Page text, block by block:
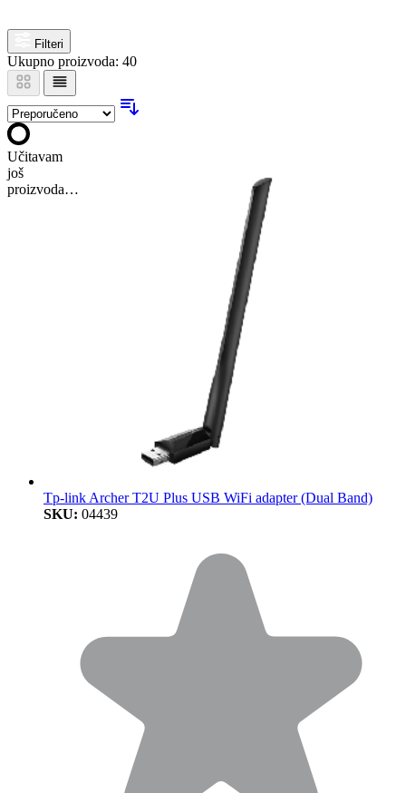
Filteri
Ukupno proizvoda: 40
Učitavam
još
proizvoda…
Tp-link Archer T2U Plus USB WiFi adapter (Dual Band)
SKU: 04439